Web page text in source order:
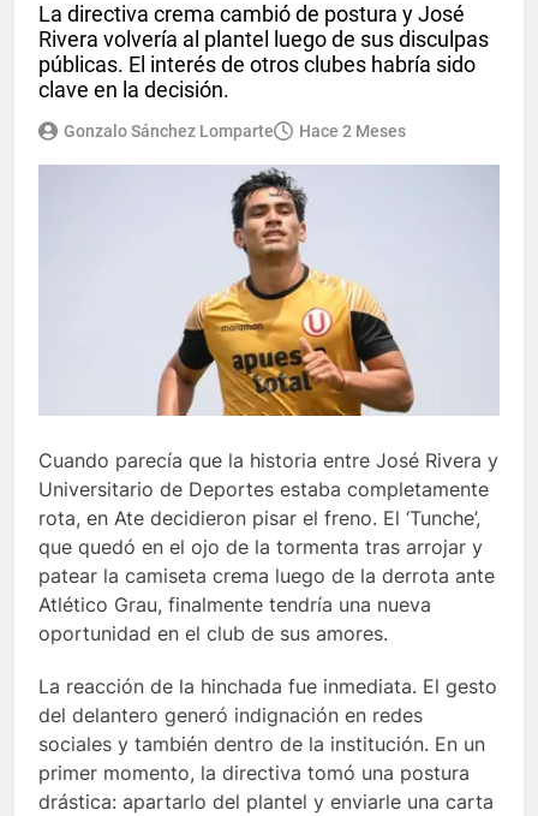
La directiva crema cambió de postura y José
Rivera volvería al plantel luego de sus disculpas
públicas. El interés de otros clubes habría sido
clave en la decisión.
Gonzalo Sánchez Lomparte Hace 2 Meses
Cuando parecía que la historia entre José Rivera y
Universitario de Deportes estaba completamente
rota, en Ate decidieron pisar el freno. El ‘Tunche’,
que quedó en el ojo de la tormenta tras arrojar y
patear la camiseta crema luego de la derrota ante
Atlético Grau, finalmente tendría una nueva
oportunidad en el club de sus amores.
La reacción de la hinchada fue inmediata. El gesto
del delantero generó indignación en redes
sociales y también dentro de la institución. En un
primer momento, la directiva tomó una postura
drástica: apartarlo del plantel y enviarle una carta